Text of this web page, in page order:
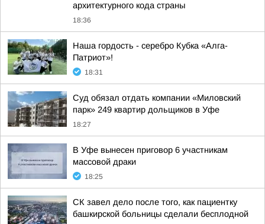
архитектурного кода страны
18:36
Наша гордость - серебро Кубка «Алга-
Патриот»!
18:31
Суд обязал отдать компании «Миловский
парк» 249 квартир дольщиков в Уфе
18:27
В Уфе вынесен приговор 6 участникам
массовой драки
18:25
СК завел дело после того, как пациентку
башкирской больницы сделали бесплодной